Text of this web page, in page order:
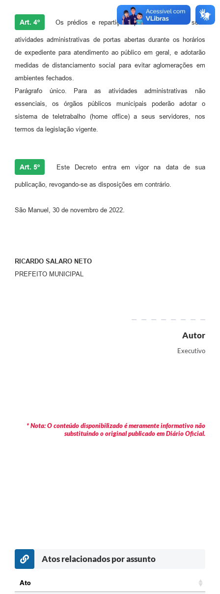
Art. 4º Os prédios e repartições públicas manterão suas
atividades administrativas de portas abertas durante os horários
de expediente para atendimento ao público em geral, e adotarão
medidas de distanciamento social para evitar aglomerações em
ambientes fechados.
Parágrafo único. Para as atividades administrativas não
essenciais, os órgãos públicos municipais poderão adotar o
sistema de teletrabalho (home office) a seus servidores, nos
termos da legislação vigente.
Art. 5º Este Decreto entra em vigor na data de sua
publicação, revogando-se as disposições em contrário.
São Manuel, 30 de novembro de 2022.
RICARDO SALARO NETO
PREFEITO MUNICIPAL
Autor
Executivo
* Nota: O conteúdo disponibilizado é meramente informativo não
substituindo o original publicado em Diário Oficial.
Atos relacionados por assunto
Ato